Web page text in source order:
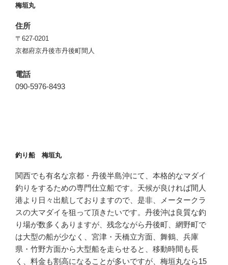
梅垣丸
住所
〒627-0201
京都府京丹後市丹後町間人
電話
090-5976-8493
釣り船 梅垣丸
関西でも有名な京都・丹後半島沖にて、本格的なマダイ
釣りをするための専門仕立船です。天候が良ければ間人
港より日々出航しておりますので、是非、メータークラ
スの大マダイを狙って頂きたいです。丹後沖は良質な釣
り場が数多くありますが、残念ながら丹後町、網野町で
は大型の船が少なく、宮津・天橋立方面、舞鶴、兵庫
県・竹野方面から大型船を走らせると、移動時間も長
く、料金も割高になることが多いですが、梅垣丸なら15